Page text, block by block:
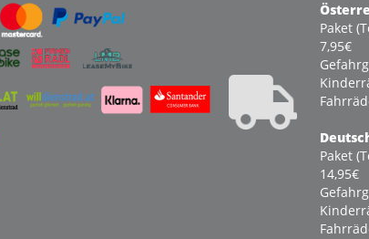
Paket
7,95€
Paket
14,95€